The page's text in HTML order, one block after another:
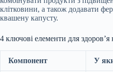
клітковини, а також додавати
квашену капусту.
4 ключові елементи для
Компонент У